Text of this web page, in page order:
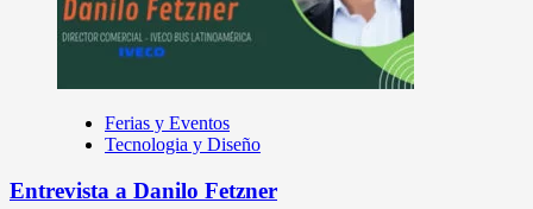
Ferias y Eventos
Tecnologia y Diseño
Entrevista a Danilo Fetzner